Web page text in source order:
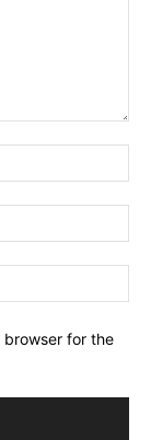
browser for the